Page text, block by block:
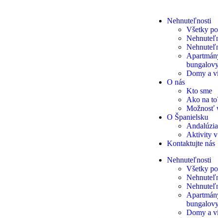
Nehnuteľnosti
Všetky
Domy a
O nás
Kto sme
Ako na
Možnosť
O Španielsku
Aktivity
Kontaktujte nás
Nehnuteľnosti
Všetky
Domy a